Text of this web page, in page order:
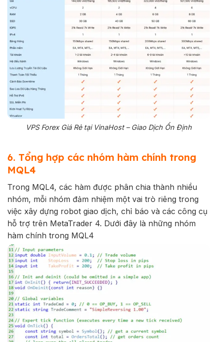
VPS Forex Giá Rẻ tại VinaHost – Giao Dịch Ổn Định
6. Tổng hợp các nhóm hàm chính trong
MQL4
Trong MQL4, các hàm được phân chia thành nhiều
nhóm, mỗi nhóm đảm nhiệm một vai trò riêng trong
việc xây dựng robot giao dịch, chỉ báo và các công cụ
hỗ trợ trên MetaTrader 4. Dưới đây là những nhóm
hàm chính trong MQL4